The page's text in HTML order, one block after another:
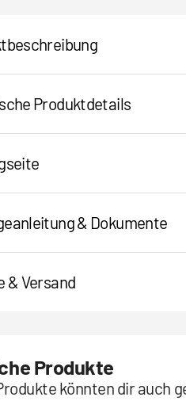
Produktdetails
& Dokumente
& Versand
Produkte
könnten dir auch